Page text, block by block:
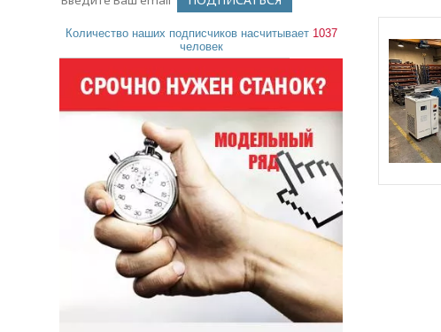
Количество наших подписчиков насчитывает 1037
человек